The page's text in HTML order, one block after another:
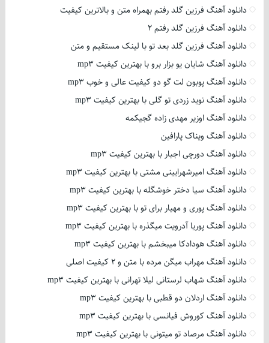
دانلود آهنگ فرزین گلد رفتم بهمراه متن و بالاترین کیفیت
دانلود آهنگ فرزین گلد رفتم 2
دانلود آهنگ فرزین گلد بعد تو با لینک مستقیم و متن
دانلود آهنگ شایان یو بزار برو با بهترین کیفیت mp3
دانلود آهنگ پوبون لت گو دو کیفیت عالی و خوب mp3
دانلود آهنگ نوید زردی تو گلی با بهترین کیفیت mp3
دانلود آهنگ اوزیر مهدی زاده گجیکمه
دانلود آهنگ ویناک پارافین
دانلود آهنگ دورچی اجبار با بهترین کیفیت mp3
دانلود آهنگ امیرشهرایینی مشتی با بهترین کیفیت mp3
دانلود آهنگ سیا دختر خوشگله با بهترین کیفیت mp3
دانلود آهنگ پوری و مهیار برای تو با بهترین کیفیت mp3
دانلود آهنگ پوریا آدرویت میگذره با بهترین کیفیت mp3
دانلود آهنگ هودادکا میبخشم با بهترین کیفیت mp3
دانلود آهنگ مهراب میگن مرده با متن و 2 کیفیت اصلی
دانلود آهنگ شهاب لرستانی لیلا تهرانی با بهترین کیفیت mp3
دانلود آهنگ اردلان دو قطبی با بهترین کیفیت mp3
دانلود آهنگ کوروش فیانسی با بهترین کیفیت mp3
دانلود آهنگ مرصاد تو میتونی با بهترین کیفیت mp3